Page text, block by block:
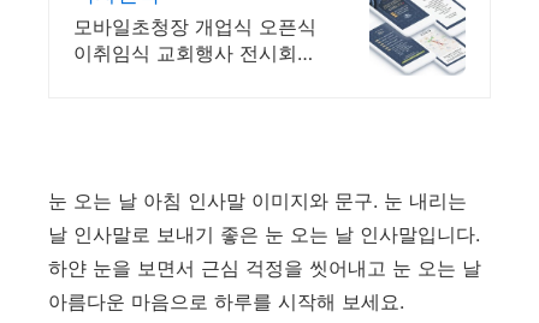
모바일초청장 개업식 오픈식
이취임식 교회행사 전시회
눈 오는 날 아침 인사말 이미지와 문구. 눈 내리는
날 인사말로 보내기 좋은 눈 오는 날 인사말입니다.
하얀 눈을 보면서 근심 걱정을 씻어내고 눈 오는 날
아름다운 마음으로 하루를 시작해 보세요.